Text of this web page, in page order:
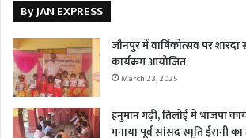
By JAN EXPRESS
जौनपुर में वार्षिकोत्सव पर
कार्यक्रम आयोजित
March 23, 2025
हनुमान गढ़ी, तिलोई में भाजपा
मनाया पूर्व सांसद स्मृति ईरानी